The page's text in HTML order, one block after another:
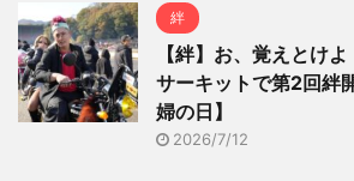
絆
【絆】お、覚えとけ
サーキットで第2回絆
婦の日】
2026/7/12